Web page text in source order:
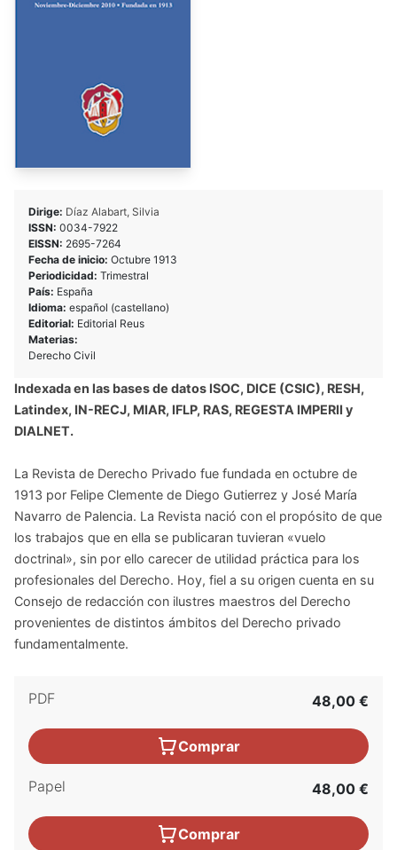
Dirige: Díaz Alabart, Silvia
ISSN: 0034-7922
EISSN: 2695-7264
Fecha de inicio: Octubre 1913
Periodicidad: Trimestral
País: España
Idioma: español (castellano)
Editorial: Editorial Reus
Materias:
Derecho Civil
Indexada en las bases de datos ISOC, DICE (CSIC), RESH,
Latindex, IN-RECJ, MIAR, IFLP, RAS, REGESTA IMPERII y
DIALNET.
La Revista de Derecho Privado fue fundada en octubre de
1913 por Felipe Clemente de Diego Gutierrez y José María
Navarro de Palencia. La Revista nació con el propósito de que
los trabajos que en ella se publicaran tuvieran «vuelo
doctrinal», sin por ello carecer de utilidad práctica para los
profesionales del Derecho. Hoy, fiel a su origen cuenta en su
Consejo de redacción con ilustres maestros del Derecho
provenientes de distintos ámbitos del Derecho privado
fundamentalmente.
PDF 48,00 €
Comprar
Papel 48,00 €
Comprar